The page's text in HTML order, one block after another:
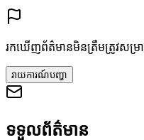
រកឃើញព័ត៌មានមិនត្រឹមត្រូវសម្រ
រាយការណ៍បញ្ហា
ទទួលព័ត៌មាន